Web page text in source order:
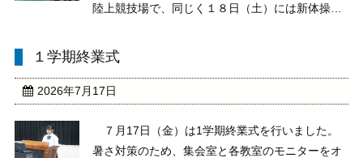
陸上競技場で、同じく１８日（土）には新体操の
されました。陸上競技には、男子走幅跳、男子砲
操には1年 ...
１学期終業式
2026年7月17日
７月17日（金）は1学期終業式を行いました。
暑さ対策のため、集会室と各教室のモニターをオ